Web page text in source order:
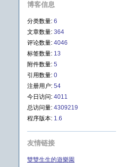
博客信息
分类数量: 6
文章数量: 364
评论数量: 4046
标签数量: 13
附件数量: 5
引用数量: 0
注册用户: 54
今日访问: 4011
总访问量: 4309219
程序版本: 1.6
友情链接
雙雙生生的遊樂園